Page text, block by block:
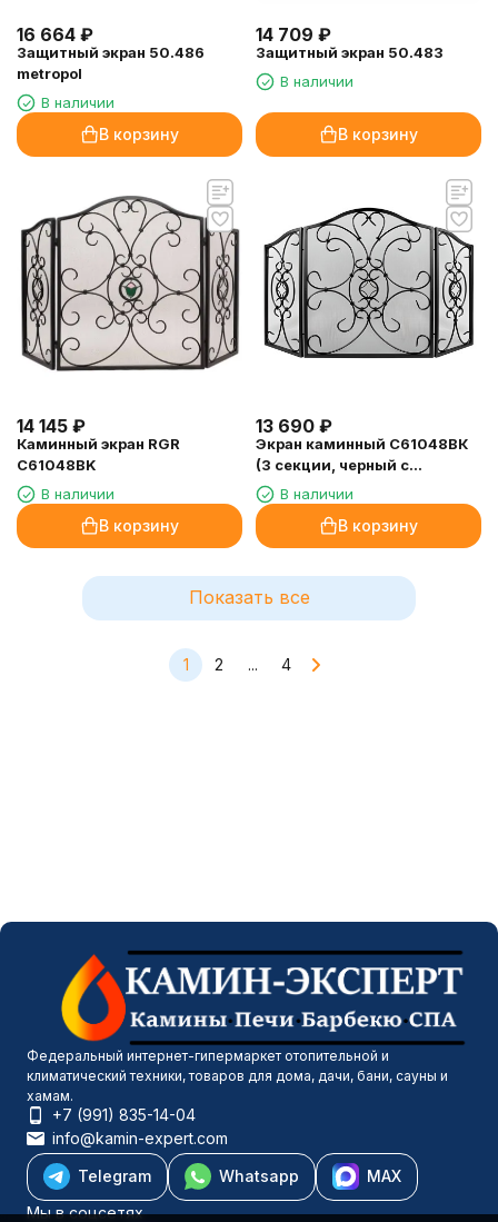
16 664 ₽
Защитный экран 50.486
metropol
В наличии
В корзину
14 709 ₽
Защитный экран 50.483
В наличии
В корзину
14 145 ₽
Каминный экран RGR
C61048BK
В наличии
В корзину
13 690 ₽
Экран каминный С61048ВК
(3 секции, черный с
рисунком)
В наличии
В корзину
Показать все
1 2 ... 4
Федеральный интернет-гипермаркет отопительной и
климатический техники, товаров для дома, дачи, бани, сауны и
хамам.
+7 (991) 835-14-04
info@kamin-expert.com
Telegram
Whatsapp
MAX
Мы в соцсетях